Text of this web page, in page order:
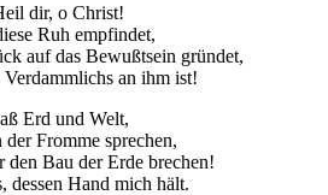
dir, o Christ!
Ruh empfindet,
auf das Bewußtsein gründet,
an ihm ist!
Erd und Welt,
der Fromme sprechen,
den Bau der Erde brechen!
dessen Hand mich hält.